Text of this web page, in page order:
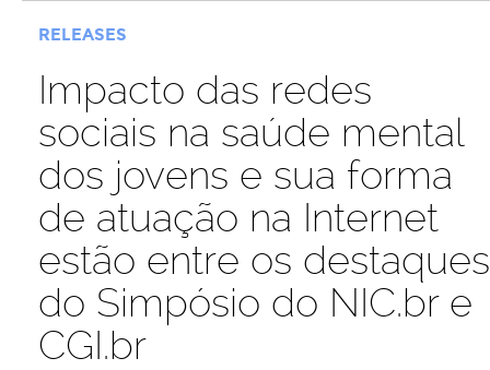
RELEASES
Impacto das redes
sociais na saúde mental
dos jovens e sua forma
de atuação na Internet
estão entre os destaques
do Simpósio do NIC.br e
CGI.br